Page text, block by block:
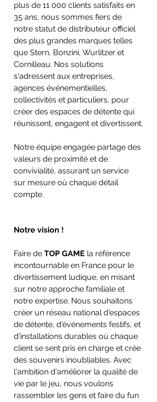
plus de 11 000 clients satisfaits en
35 ans, nous sommes fiers de
notre statut de distributeur officiel
des plus grandes marques telles
que Stern, Bonzini, Wurlitzer et
Cornilleau. Nos solutions
s'adressent aux entreprises,
agences événementielles,
collectivités et particuliers, pour
créer des espaces de détente qui
réunissent, engagent et divertissent.
Notre équipe engagée partage des
valeurs de proximité et de
convivialité, assurant un service
sur mesure où chaque détail
compte.
Notre vision !
Faire de TOP GAME la référence
incontournable en France pour le
divertissement ludique, en misant
sur notre approche familiale et
notre expertise. Nous souhaitons
créer un réseau national d'espaces
de détente, d'événements festifs, et
d'installations durables où chaque
client se sent pris en charge et crée
des souvenirs inoubliables. Avec
l'ambition d'améliorer la qualité de
vie par le jeu, nous voulons
rassembler les gens et faire du fun